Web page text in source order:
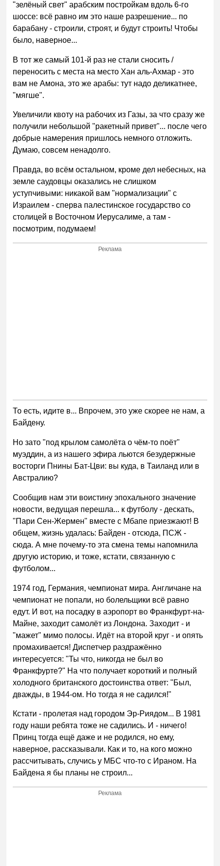
"зелёный свет" арабским постройкам вдоль 6-го
шоссе: всё равно им это наше разрешение... по
барабану - строили, строят, и будут строить! Чтобы
было, наверное...
В тот же самый 101-й раз не стали сносить /
переносить с места на место Хан аль-Ахмар - это
вам не Амона, это же арабы: тут надо деликатнее,
"мягше".
Увеличили квоту на рабочих из Газы, за что сразу же
получили небольшой "ракетный привет"... после чего
добрые намерения пришлось немного отложить.
Думаю, совсем ненадолго.
Правда, во всём остальном, кроме дел небесных, на
земле саудовцы оказались не слишком
уступчивыми: никакой вам "нормализации" с
Израилем - сперва палестинское государство со
столицей в Восточном Иерусалиме, а там -
посмотрим, подумаем!
Реклама
То есть, идите в... Впрочем, это уже скорее не нам, а
Байдену.
Но зато "под крылом самолёта о чём-то поёт"
муэддин, а из нашего эфира льются безудержные
восторги Пнины Бат-Цви: вы куда, в Таиланд или в
Австралию?
Сообщив нам эти воистину эпохального значение
новости, ведущая перешла... к футболу - дескать,
"Пари Сен-Жермен" вместе с Мбапе приезжают! В
общем, жизнь удалась: Байден - отсюда, ПСЖ -
сюда. А мне почему-то эта смена темы напомнила
другую историю, и тоже, кстати, связанную с
футболом...
1974 год, Германия, чемпионат мира. Англичане на
чемпионат не попали, но болельщики всё равно
едут. И вот, на посадку в аэропорт во Франкфурт-на-
Майне, заходит самолёт из Лондона. Заходит - и
"мажет" мимо полосы. Идёт на второй круг - и опять
промахивается! Диспетчер раздражённо
интересуется: "Ты что, никогда не был во
Франкфурте?" На что получает короткий и полный
холодного британского достоинства ответ: "Был,
дважды, в 1944-ом. Но тогда я не садился!"
Кстати - пролетая над городом Эр-Риядом... В 1981
году наши ребята тоже не садились. И - ничего!
Принц тогда ещё даже и не родился, но ему,
наверное, рассказывали. Как и то, на кого можно
рассчитывать, случись у МБС что-то с Ираном. На
Байдена я бы планы не строил...
Реклама